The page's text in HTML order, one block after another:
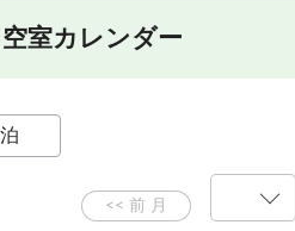
空室カレンダー